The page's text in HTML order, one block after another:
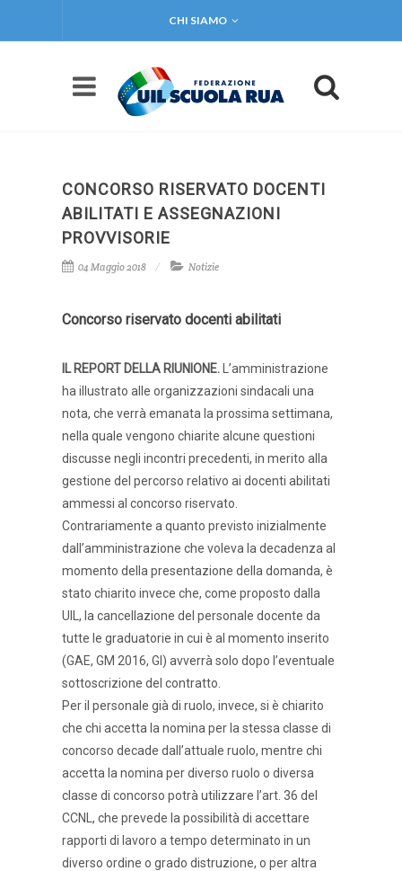
CHI SIAMO
CONCORSO RISERVATO DOCENTI
ABILITATI E ASSEGNAZIONI
PROVVISORIE
04 Maggio 2018 Notizie
Concorso riservato docenti abilitati
IL REPORT DELLA RIUNIONE.
L’amministrazione
ha illustrato alle organizzazioni sindacali una
nota, che verrà emanata la prossima settimana,
nella quale vengono chiarite alcune questioni
discusse negli incontri precedenti, in merito alla
gestione del percorso relativo ai docenti abilitati
ammessi al concorso riservato.
Contrariamente a quanto previsto inizialmente
dall’amministrazione che voleva la decadenza al
momento della presentazione della domanda, è
stato chiarito invece che, come proposto dalla
UIL, la cancellazione del personale docente da
tutte le graduatorie in cui è al momento inserito
(GAE, GM 2016, GI) avverrà solo dopo l’eventuale
sottoscrizione del contratto.
Per il personale già di ruolo, invece, si è chiarito
che chi accetta la nomina per la stessa classe di
concorso decade dall’attuale ruolo, mentre chi
accetta la nomina per diverso ruolo o diversa
classe di concorso potrà utilizzare l’art. 36 del
CCNL, che prevede la possibilità di accettare
rapporti di lavoro a tempo determinato in un
diverso ordine o grado distruzione, o per altra